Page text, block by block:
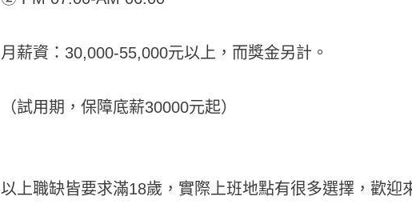
月薪資：30,000-55,000元以上，而獎金另計。
（試用期，保障底薪30000元起）
以上職缺皆要求滿18歲，實際上班地點有很多選擇，歡迎